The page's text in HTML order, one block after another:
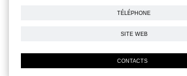
TÉLÉPHONE
SITE WEB
CONTACTS